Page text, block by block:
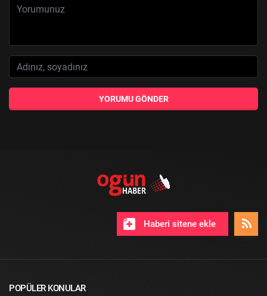
YORUMU GÖNDER
Haberi sitene ekle
POPÜLER KONULAR